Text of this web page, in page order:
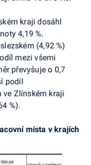
kraji dosáhl
4,19 %.
(4,92 %)
mezi všemi
převyšuje o 0,7
podíl
ve Zlínském kraji
%).
místa v krajích